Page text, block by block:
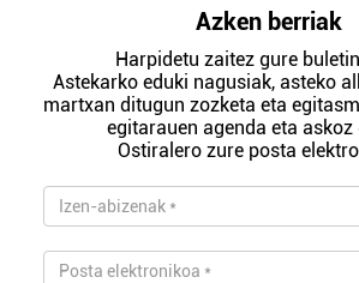
Azken berriak
Harpidetu zaitez gure
Astekarko eduki nagusiak, asteko
martxan ditugun zozketa eta
egitarauen agenda eta askoz
Ostiralero zure posta